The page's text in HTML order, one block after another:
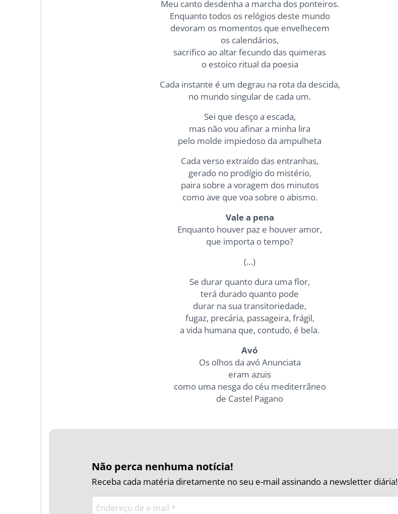
Meu canto desdenha a marcha dos ponteiros.
Enquanto todos os relógios deste mundo
devoram os momentos que envelhecem
os calendários,
sacrifico ao altar fecundo das quimeras
o estoico ritual da poesia
Cada instante é um degrau na rota da descida,
no mundo singular de cada um.
Sei que desço a escada,
mas não vou afinar a minha lira
pelo molde impiedoso da ampulheta
Cada verso extraído das entranhas,
gerado no prodígio do mistério,
paira sobre a voragem dos minutos
como ave que voa sobre o abismo.
Vale a pena
Enquanto houver paz e houver amor,
que importa o tempo?
(…)
Se durar quanto dura uma flor,
terá durado quanto pode
durar na sua transitoriedade,
fugaz, precária, passageira, frágil,
a vida humana que, contudo, é bela.
Avó
Os olhos da avó Anunciata
eram azuis
como uma nesga do céu mediterrâneo
de Castel Pagano
Não perca nenhuma notícia!
Receba cada matéria diretamente no seu e-mail assinando a newsletter diária!